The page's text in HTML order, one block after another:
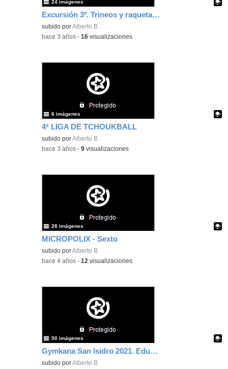
Excursión 3º. Trineos y raquetas de Nieve en Valdeski
Contenido educativo.
subido porAlberto B.
24 imágenes
-hace 3 años -16 visualizaciones
4ª LIGA DE TCHOUKBALL
Contenido educativo.
subido porAlberto B.
6 imágenes
-hace 3 años -9 visualizaciones
MICROPOLIX - Sexto
Contenido educativo.
subido porAlberto B.
28 imágenes
-hace 4 años -12 visualizaciones
Gymkana San Isidro 2021. Educación Física
Contenido educativo.
subido porAlberto B.
50 imágenes